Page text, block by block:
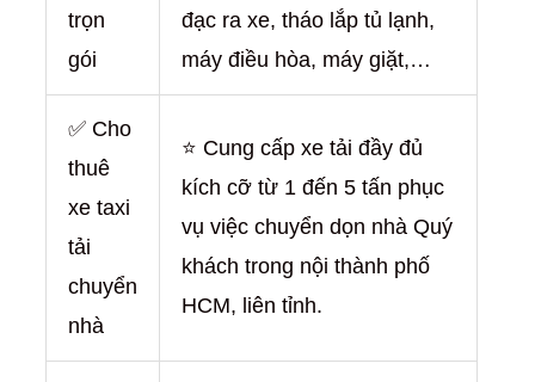
trọn
gói
đạc ra xe, tháo lắp tủ lạnh,
máy điều hòa, máy giặt,…
✅ Cho
thuê
xe taxi
tải
chuyển
nhà
⭐ Cung cấp xe tải đầy đủ
kích cỡ từ 1 đến 5 tấn phục
vụ việc chuyển dọn nhà Quý
khách trong nội thành phố
HCM, liên tỉnh.